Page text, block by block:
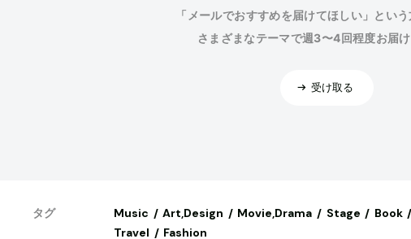
「メールでおすすめを届けてほしい」という
さまざまなテーマで週3〜4回程度お届け
受け取る
タグ Music Art,Design Movie,Drama Stage Book
Travel
Fashion